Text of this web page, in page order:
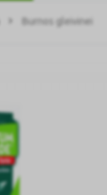
Burnos gleivinei